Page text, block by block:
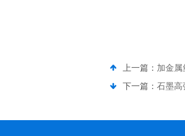
上一篇： 加金属
下一篇： 石墨高